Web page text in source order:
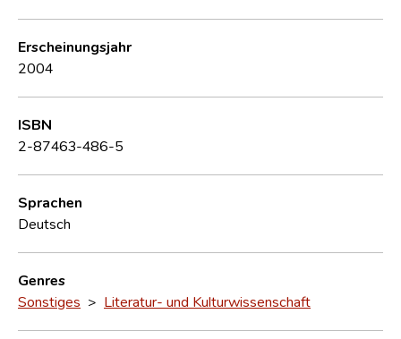
Erscheinungsjahr
2004
ISBN
2-87463-486-5
Sprachen
Deutsch
Genres
Sonstiges > Literatur- und Kulturwissenschaft